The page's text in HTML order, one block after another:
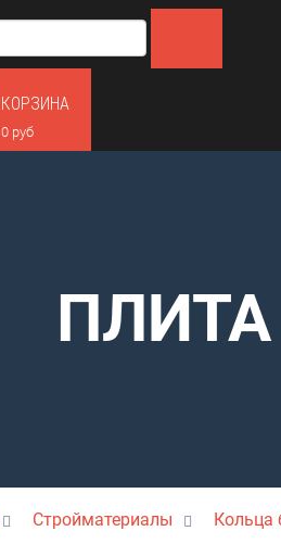
КОРЗИНА
0 руб
Стройматериалы Кольца